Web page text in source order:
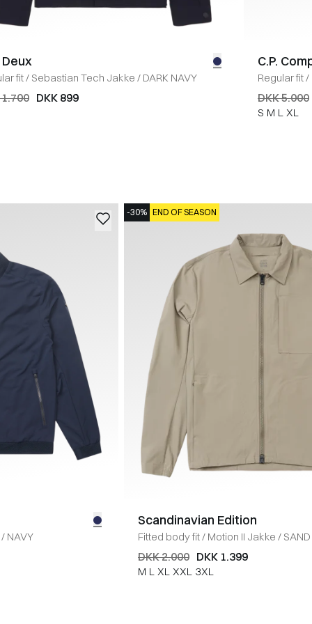
fit/ Sebastian Tech Jakke / DARK NAVY
DKK 899
C.P.
Regular fit/
DKK 5.000
S M L XL
/ NAVY
-30% END OF SEASON
Scandinavian Edition
Fitted body fit/ Motion II Jakke / SAND
DKK 2.000 DKK 1.399
M L XL XXL 3XL